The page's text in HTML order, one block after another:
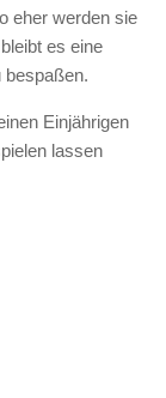
eher werden sie
es eine
bespaßen.
Einjährigen
lassen